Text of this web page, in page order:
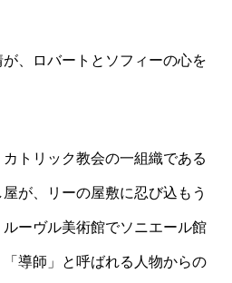
、ロバートとソフィーの心を
トリック教会の一組織である
屋が、リーの屋敷に忍び込もう
ーヴル美術館でソニエール館
導師」と呼ばれる人物からの